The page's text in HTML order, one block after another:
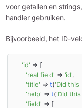
voor getallen en
handler gebruiken.
Bijvoorbeeld, het ID-
'id' => [
'real field' => 'id',
'title' => t('Did this
'help' => t('Did
'field' => [